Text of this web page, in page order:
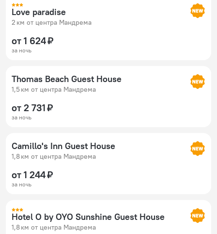
Love paradise
2 км от центра Мандрема
от 1 624 ₽
за ночь
Thomas Beach Guest House
1,5 км от центра Мандрема
от 2 731 ₽
за ночь
Camillo's Inn Guest House
1,8 км от центра Мандрема
от 1 244 ₽
за ночь
Hotel O by OYO Sunshine Guest House
1,8 км от центра Мандрема